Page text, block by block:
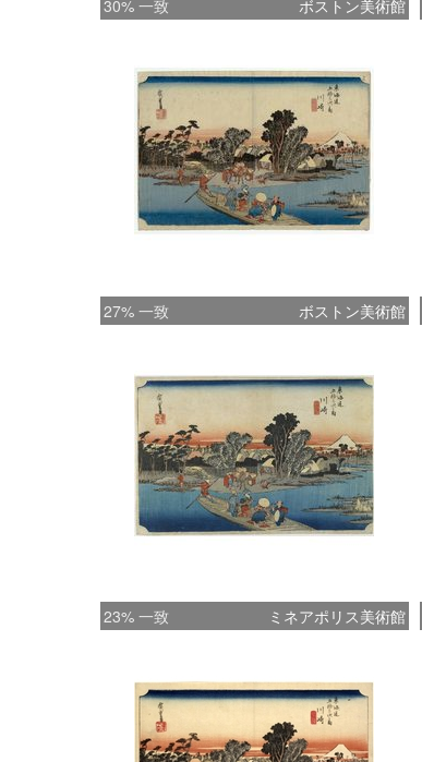
30% 一致 ボストン美術館
27% 一致 ボストン美術館
23% 一致 ミネアポリス美術館